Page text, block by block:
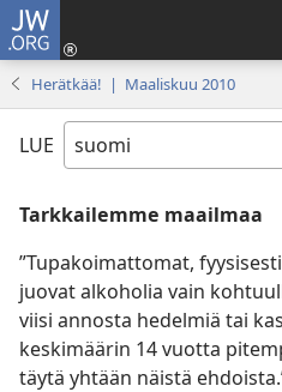
JW.ORG
Herätkää! | Maaliskuu 2010
LUE
Tarkkailemme maailmaa
”Tupakoimattomat,
juovat alkoholia vain
viisi annosta hedelmiä tai
keskimäärin 14 vuotta
täytä yhtään näistä